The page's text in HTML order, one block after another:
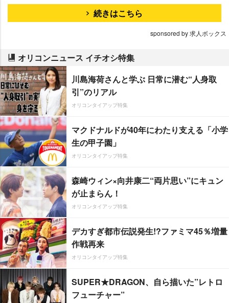
続きはこちら
sponsored by 求人ボックス
オリコンニュース イチオシ特集
川島海荷さんと学ぶ 日常に潜む“人身取
引”のリアル
オリコンタイアップ特集
マクドナルドが40年にわたり支える「小学
生の甲子園」
オリコンタイアップ特集
森崎ウィン×向井康二“両片思い”にキュン
が止まらん！
オリコンタイアップ特集
デカすぎ都市伝説発生!?ファミマ45％増量
作戦再来
オリコンタイアップ特集
SUPER★DRAGON、自ら描いた”レトロ
フューチャー”